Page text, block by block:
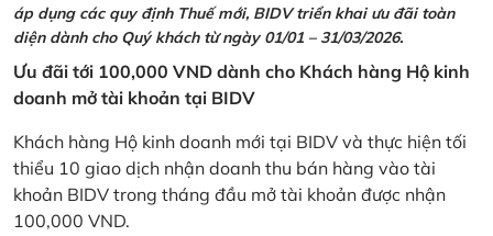
áp dụng các quy định Thuế mới, BIDV triển khai ưu đãi toàn
diện dành cho Quý khách từ ngày 01/01 – 31/03/2026.
Ưu đãi tới 100,000 VND dành cho Khách hàng Hộ kinh
doanh mở tài khoản tại BIDV
Khách hàng Hộ kinh doanh mới tại BIDV và thực hiện tối
thiểu 10 giao dịch nhận doanh thu bán hàng vào tài
khoản BIDV trong tháng đầu mở tài khoản được nhận
100,000 VND.